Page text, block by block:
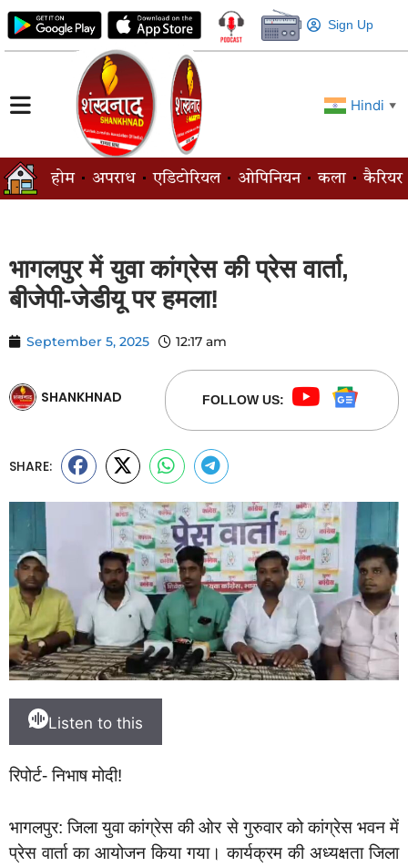
Sign Up
Hindi ▼
होम अपराध एडिटोरियल ओपिनियन कला कैरियर
भागलपुर में युवा कांग्रेस की प्रेस वार्ता,
बीजेपी-जेडीयू पर हमला!
September 5, 2025 12:17 am
SHANKHNAD FOLLOW US:
SHARE:
Listen to this
रिपोर्ट- निभाष मोदी!
भागलपुर: जिला युवा कांग्रेस की ओर से गुरुवार को कांग्रेस भवन में
प्रेस वार्ता का आयोजन किया गया। कार्यक्रम की अध्यक्षता जिला